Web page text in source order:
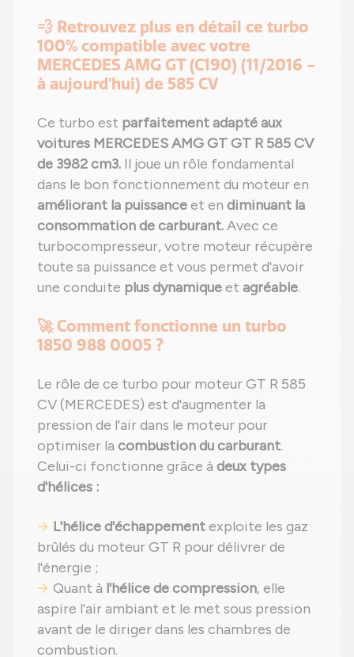
💨 Retrouvez plus en détail ce turbo
100% compatible avec votre
MERCEDES AMG GT (C190) (11/2016 -
à aujourd'hui) de 585 CV
Ce turbo est parfaitement adapté aux
voitures MERCEDES AMG GT GT R 585 CV
de 3982 cm3. Il joue un rôle fondamental
dans le bon fonctionnement du moteur en
améliorant la puissanceet en diminuant la
consommation de carburant.Avec ce
turbocompresseur, votre moteur récupère
toute sa puissance et vous permet d'avoir
une conduite plus dynamiqueet agréable.
🚀 Comment fonctionne un turbo
1850 988 0005 ?
Le rôle de ce turbo pour moteur GT R 585
CV (MERCEDES) est d'augmenter la
pression de l'air dans le moteur pour
optimiser la combustion du carburant.
Celui-ci fonctionne grâce à deux types
d'hélices :
L'hélice d'échappementexploite les gaz
brûlés du moteur GT R pour délivrer de
l'énergie ;
Quant à l'hélice de compression, elle
aspire l'air ambiant et le met sous pression
avant de le diriger dans les chambres de
combustion.